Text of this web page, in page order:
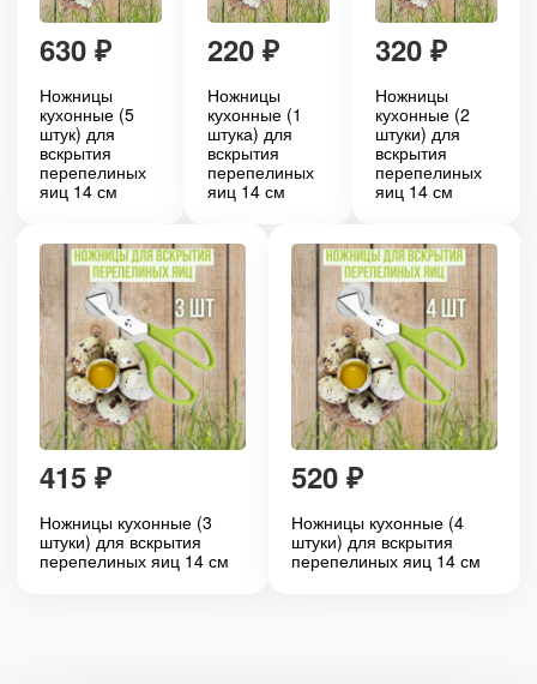
630 ₽
Ножницы
кухонные (5
штук) для
вскрытия
перепелиных
яиц 14 см
220 ₽
Ножницы
кухонные (1
штука) для
вскрытия
перепелиных
яиц 14 см
320 ₽
Ножницы
кухонные (2
штуки) для
вскрытия
перепелиных
яиц 14 см
415 ₽
Ножницы кухонные (3
штуки) для вскрытия
перепелиных яиц 14 см
520 ₽
Ножницы кухонные (4
штуки) для вскрытия
перепелиных яиц 14 см